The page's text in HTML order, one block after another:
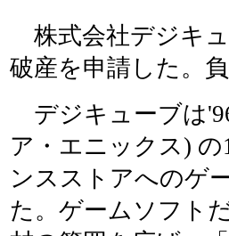
株式会社デジキ
破産を申請した。負
デジキューブは
ア・エニックス)
ンスストアへのゲ
た。ゲームソフト